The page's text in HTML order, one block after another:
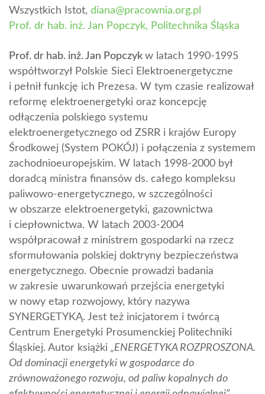
Wszystkich Istot, diana@pracownia.org.pl
Prof. dr hab. inż. Jan Popczyk, Politechnika Śląska
Prof. dr hab. inż. Jan Popczyk w latach 1990-1995
współtworzył Polskie Sieci Elektroenergetyczne
i pełnił funkcję ich Prezesa. W tym czasie realizował
reformę elektroenergetyki oraz koncepcję
odłączenia polskiego systemu
elektroenergetycznego od ZSRR i krajów Europy
Środkowej (System POKÓJ) i połączenia z systemem
zachodnioeuropejskim. W latach 1998-2000 był
doradcą ministra finansów ds. całego kompleksu
paliwowo-energetycznego, w szczególności
w obszarze elektroenergetyki, gazownictwa
i ciepłownictwa. W latach 2003-2004
współpracował z ministrem gospodarki na rzecz
sformułowania polskiej doktryny bezpieczeństwa
energetycznego. Obecnie prowadzi badania
w zakresie uwarunkowań przejścia energetyki
w nowy etap rozwojowy, który nazywa
SYNERGETYKĄ. Jest też inicjatorem i twórcą
Centrum Energetyki Prosumenckiej Politechniki
Śląskiej. Autor książki „ENERGETYKA ROZPROSZONA.
Od dominacji energetyki w gospodarce do
zrównoważonego rozwoju, od paliw kopalnych do